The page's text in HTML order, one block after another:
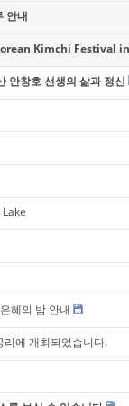
안내
Kimchi Festival
안창호 선생의 삶과 정신
혜의 밤 안내
에 개최되었습니다.